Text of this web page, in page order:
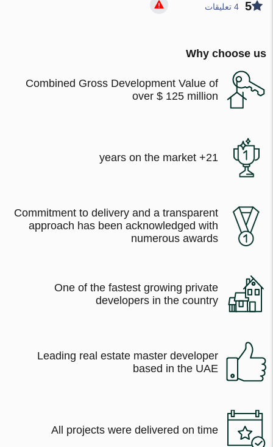
5 4 تعليقات
Why choose us
Combined Gross Development Value of
over $ 125 million
21+ years on the market
Commitment to delivery and a transparent
approach has been acknowledged with
numerous awards
One of the fastest growing private
developers in the country
Leading real estate master developer
based in the UAE
All projects were delivered on time